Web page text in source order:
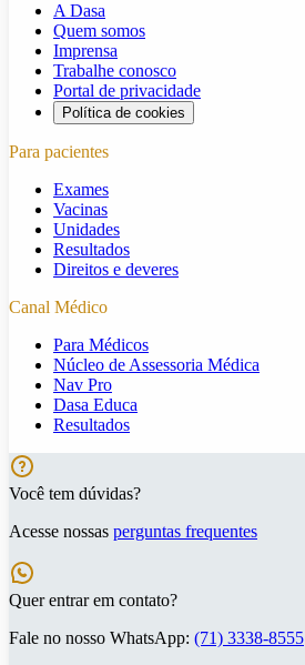
A Dasa
Quem somos
Imprensa
Trabalhe conosco
Portal de privacidade
Política de cookies
Para pacientes
Exames
Vacinas
Unidades
Resultados
Direitos e deveres
Canal Médico
Para Médicos
Núcleo de Assessoria Médica
Nav Pro
Dasa Educa
Resultados
Você tem dúvidas?
Acesse nossas perguntas frequentes
Quer entrar em contato?
Fale no nosso WhatsApp: (71) 3338-8555